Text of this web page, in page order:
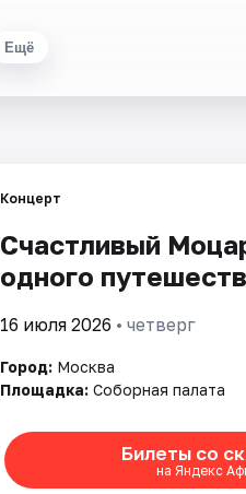
Ещё
Концерт
Cчастливый
одного
16 июля 2026 • четверг
Город: Москва
Площадка: Соборная палата
Билеты со
на Яндекс